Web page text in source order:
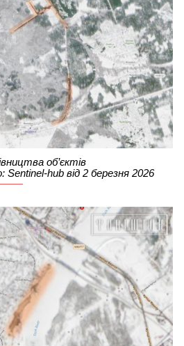
об’єктів
hub від 2 березня 2026